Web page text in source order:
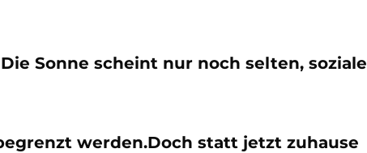
Sonne scheint nur noch selten, soziale
werden.Doch statt jetzt zuhause